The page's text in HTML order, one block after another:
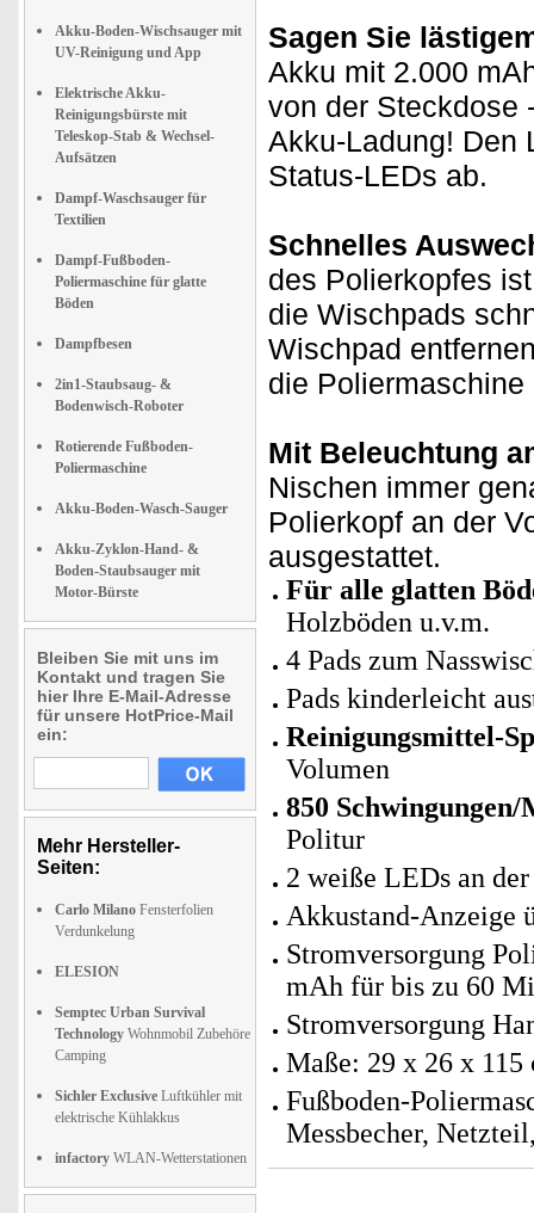
Akku-Boden-Wischsauger mit
UV-Reinigung und App
Elektrische Akku-
Reinigungsbürste mit
Teleskop-Stab & Wechsel-
Aufsätzen
Dampf-Waschsauger für
Textilien
Dampf-Fußboden-
Poliermaschine für glatte
Böden
Dampfbesen
2in1-Staubsaug- &
Bodenwisch-Roboter
Rotierende Fußboden-
Poliermaschine
Akku-Boden-Wasch-Sauger
Akku-Zyklon-Hand- &
Boden-Staubsauger mit
Motor-Bürste
Bleiben Sie mit uns im
Kontakt und tragen Sie
hier Ihre E-Mail-Adresse
für unsere HotPrice-Mail
ein:
Mehr Hersteller-
Seiten:
Carlo Milano Fensterfolien
Verdunkelung
ELESION
Semptec Urban Survival
Technology Wohnmobil Zubehöre
Camping
Sichler Exclusive Luftkühler mit
elektrische Kühlakkus
infactory WLAN-Wetterstationen
Sagen Sie
Akku mit 2.000
von der Steckdose
Akku-Ladung! Den
Status-LEDs ab.
Schnelles
des Polierkopfes
die Wischpads
Wischpad
die
Mit Beleuchtung
Nischen immer
Polierkopf an der
ausgestattet.
Für alle glatten
Holzböden u.v.m.
4 Pads zum
Pads kinderleicht
Reinigungsmittel-
Volumen
850 Schwingungen/
Politur
2 weiße LEDs an
Akkustand-Anzeige
Stromversorgung
mAh für bis zu 60
Stromversorgung
Maße: 29 x 26 x
Fußboden-
Messbecher,